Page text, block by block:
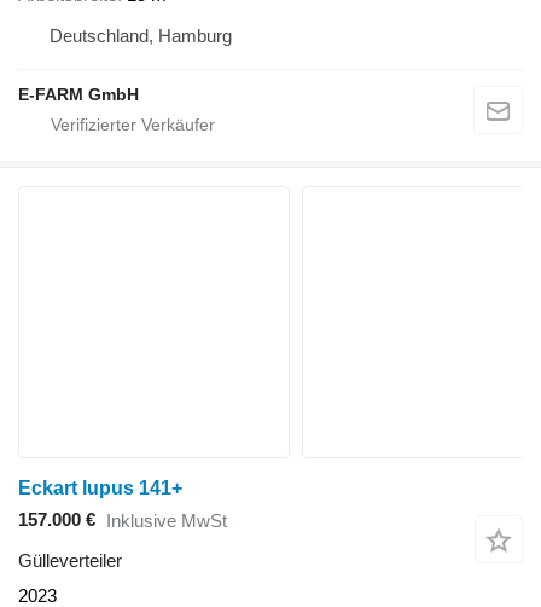
Deutschland, Hamburg
E-FARM GmbH
Eckart lupus 141+
157.000 € Inklusive MwSt
Gülleverteiler
2023